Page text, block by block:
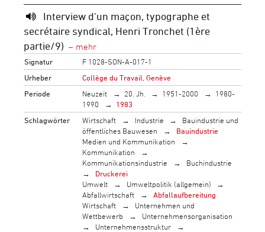
Interview d'un maçon, typographe et
secrétaire syndical, Henri Tronchet (1ère
partie/9)
Signatur
F 1028-SON-A-017-1
Urheber
Collège du Travail, Genève
Periode
Neuzeit 20. Jh. 1951-2000
1980-
1990
1983
Schlagwörter
Wirtschaft Industrie
Bauindustrie und
öffentliches Bauwesen
Bauindustrie
Medien und Kommunikation
Kommunikation
Kommunikationsindustrie
Buchindustrie
Druckerei
Umwelt
Umweltpolitik (allgemein)
Abfallwirtschaft
Abfallaufbereitung
Wirtschaft
Unternehmen und
Wettbewerb
Unternehmensorganisation
Unternehmensstruktur